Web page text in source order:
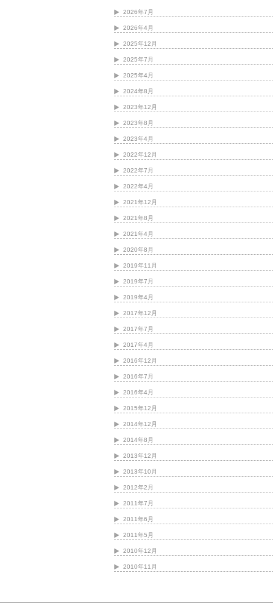
2026年7月
2026年4月
2025年12月
2025年7月
2025年4月
2024年8月
2023年12月
2023年8月
2023年4月
2022年12月
2022年7月
2022年4月
2021年12月
2021年8月
2021年4月
2020年8月
2019年11月
2019年7月
2019年4月
2017年12月
2017年7月
2017年4月
2016年12月
2016年7月
2016年4月
2015年12月
2014年12月
2014年8月
2013年12月
2013年10月
2012年2月
2011年7月
2011年6月
2011年5月
2010年12月
2010年11月